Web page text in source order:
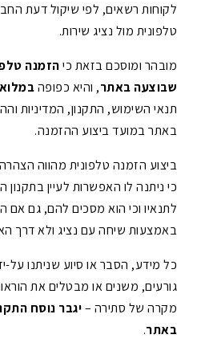
לקוחות רשאים, לפי שיקול דעת
טלפונית מול נציג שירות.
מובהר ומוסכם בזאת כיהזמנה
שבוצעה באתר, והיא כפופה
תנאי השימוש, התקנון, המדיניות
באתר במועד ביצוע ההזמנה.
ביצוע הזמנה טלפונית מהווה
כי ניתנה לו האפשרות לעיין
לתנאיו וכי הוא מסכים להם, גם אם
באמצעות שיחה עם נציג ולא דרך
כל מידע, הסבר או סיוע שניתנו על-
גורעים, משנים או מבטלים את
מקרה של סתירה –יגבר נוסח
באתר.